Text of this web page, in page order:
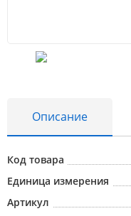
Абразивные материалы
Автоаксессуары и
Инструменты и
Описание
Код товара
Единица измерения
Артикул